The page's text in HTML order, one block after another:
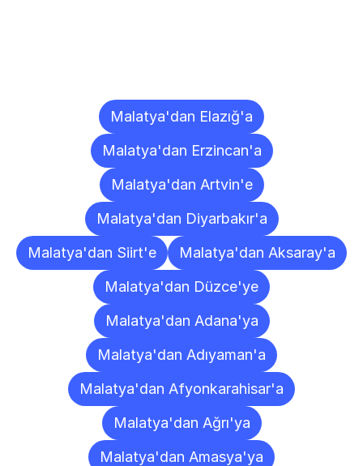
Malatya'dan Elazığ'a
Malatya'dan Erzincan'a
Malatya'dan Artvin'e
Malatya'dan Diyarbakır'a
Malatya'dan Siirt'e
Malatya'dan Aksaray'a
Malatya'dan Düzce'ye
Malatya'dan Adana'ya
Malatya'dan Adıyaman'a
Malatya'dan Afyonkarahisar'a
Malatya'dan Ağrı'ya
Malatya'dan Amasya'ya